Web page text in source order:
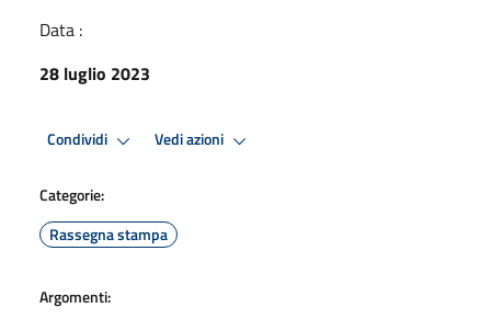
Data :
28 luglio 2023
Condividi Vedi azioni
Categorie:
Rassegna stampa
Argomenti: